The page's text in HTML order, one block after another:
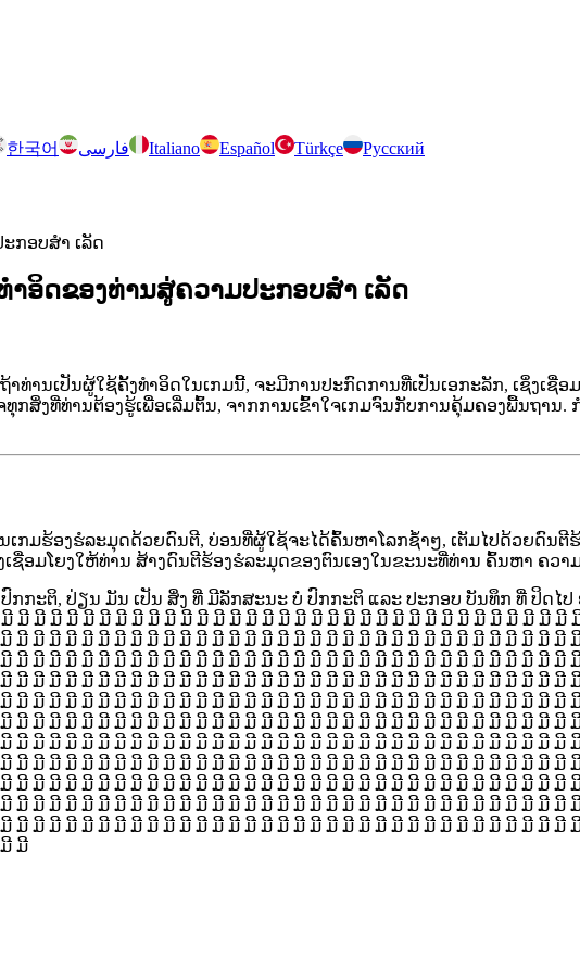
한국어 فارسی Italiano Español Türkçe Русский
ະກອບສຳ ເລັດ
າອິດຂອງທ່ານສູ່ຄວາມປະກອບສຳ ເລັດ
າທ່ານເປັນຜູ້ໃຊ້ຄັ້ງທໍາອິດໃນເກມນີ້, ຈະມີການປະກົດການທີ່ເປັນເອກະລັກ, ເຊິ່ງເຊື່ອ
ສິ່ງທີ່ທ່ານຕ້ອງຮູ້ເພື່ອເລີ່ມຕົ້ນ, ຈາກການເຂົ້າໃຈເກມຈົນກັບການຄຸ້ມຄອງພື້ນຖານ.
ນເກມຮ້ອງຮໍລະມຸດດ້ວຍດົນຕີ, ບ່ອນທີ່ຜູ້ໃຊ້ຈະໄດ້ຄົ້ນຫາໂລກຊ້ຳໆ, ເຕັມໄປດ້ວຍດົນ
ຊື່ອມໂຍງໃຫ້ທ່ານ ສ້າງດົນຕີຮ້ອງຮໍລະມຸດຂອງຕົນເອງໃນຂະນະທີ່ທ່ານ ຄົ້ນຫາ ຄວາ
ກະຕິ, ປ່ຽນ ມັນ ເປັນ ສິ່ງ ທີ່ ມີລັກສະນະ ບໍ່ ປົກກະຕິ ແລະ ປະກອບ ບັນທຶກ ທີ່ ປິດໄປ
ມີ ມີ ມີ ມີ ມີ ມີ ມີ ມີ ມີ ມີ ມີ ມີ ມີ ມີ ມີ ມີ ມີ ມີ ມີ ມີ ມີ ມີ ມີ ມີ ມີ ມີ ມີ ມີ ມີ ມີ ມີ ມີ ມີ ມີ
ມີ ມີ ມີ ມີ ມີ ມີ ມີ ມີ ມີ ມີ ມີ ມີ ມີ ມີ ມີ ມີ ມີ ມີ ມີ ມີ ມີ ມີ ມີ ມີ ມີ ມີ ມີ ມີ ມີ ມີ ມີ ມີ ມີ
ມີ ມີ ມີ ມີ ມີ ມີ ມີ ມີ ມີ ມີ ມີ ມີ ມີ ມີ ມີ ມີ ມີ ມີ ມີ ມີ ມີ ມີ ມີ ມີ ມີ ມີ ມີ ມີ ມີ ມີ ມີ ມີ ມີ
ມີ ມີ ມີ ມີ ມີ ມີ ມີ ມີ ມີ ມີ ມີ ມີ ມີ ມີ ມີ ມີ ມີ ມີ ມີ ມີ ມີ ມີ ມີ ມີ ມີ ມີ ມີ ມີ ມີ ມີ ມີ ມີ ມີ
ມີ ມີ ມີ ມີ ມີ ມີ ມີ ມີ ມີ ມີ ມີ ມີ ມີ ມີ ມີ ມີ ມີ ມີ ມີ ມີ ມີ ມີ ມີ ມີ ມີ ມີ ມີ ມີ ມີ ມີ ມີ ມີ ມີ
ມີ ມີ ມີ ມີ ມີ ມີ ມີ ມີ ມີ ມີ ມີ ມີ ມີ ມີ ມີ ມີ ມີ ມີ ມີ ມີ ມີ ມີ ມີ ມີ ມີ ມີ ມີ ມີ ມີ ມີ ມີ ມີ ມີ
ມີ ມີ ມີ ມີ ມີ ມີ ມີ ມີ ມີ ມີ ມີ ມີ ມີ ມີ ມີ ມີ ມີ ມີ ມີ ມີ ມີ ມີ ມີ ມີ ມີ ມີ ມີ ມີ ມີ ມີ ມີ ມີ ມີ
ມີ ມີ ມີ ມີ ມີ ມີ ມີ ມີ ມີ ມີ ມີ ມີ ມີ ມີ ມີ ມີ ມີ ມີ ມີ ມີ ມີ ມີ ມີ ມີ ມີ ມີ ມີ ມີ ມີ ມີ ມີ ມີ ມີ
ມີ ມີ ມີ ມີ ມີ ມີ ມີ ມີ ມີ ມີ ມີ ມີ ມີ ມີ ມີ ມີ ມີ ມີ ມີ ມີ ມີ ມີ ມີ ມີ ມີ ມີ ມີ ມີ ມີ ມີ ມີ ມີ ມີ
ມີ ມີ ມີ ມີ ມີ ມີ ມີ ມີ ມີ ມີ ມີ ມີ ມີ ມີ ມີ ມີ ມີ ມີ ມີ ມີ ມີ ມີ ມີ ມີ ມີ ມີ ມີ ມີ ມີ ມີ ມີ ມີ ມີ
ມີ ມີ ມີ ມີ ມີ ມີ ມີ ມີ ມີ ມີ ມີ ມີ ມີ ມີ ມີ ມີ ມີ ມີ ມີ ມີ ມີ ມີ ມີ ມີ ມີ ມີ ມີ ມີ ມີ ມີ ມີ ມີ ມີ
ມີ